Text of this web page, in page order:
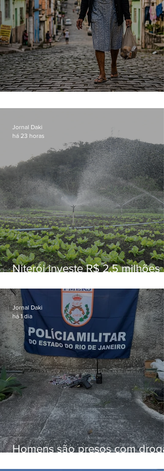
Niterói investe R$ 2,5 milhões
familiar para merenda escolar
Jornal Daki
há 23 horas
Homens são presos com
Jornal Daki
há 1 dia